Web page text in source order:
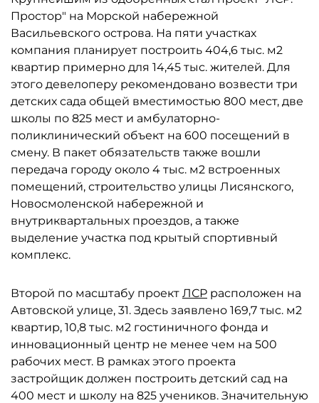
Простор" на Морской набережной
Васильевского острова. На пяти участках
компания планирует построить 404,6 тыс. м2
квартир примерно для 14,45 тыс. жителей. Для
этого девелоперу рекомендовано возвести три
детских сада общей вместимостью 800 мест, две
школы по 825 мест и амбулаторно-
поликлинический объект на 600 посещений в
смену. В пакет обязательств также вошли
передача городу около 4 тыс. м2 встроенных
помещений, строительство улицы Лисянского,
Новосмоленской набережной и
внутриквартальных проездов, а также
выделение участка под крытый спортивный
комплекс.
Второй по масштабу проект ЛСР расположен на
Автовской улице, 31. Здесь заявлено 169,7 тыс. м2
квартир, 10,8 тыс. м2 гостиничного фонда и
инновационный центр не менее чем на 500
рабочих мест. В рамках этого проекта
застройщик должен построить детский сад на
400 мест и школу на 825 учеников. Значительную